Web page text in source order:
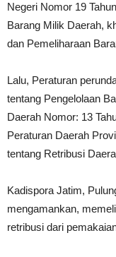
Negeri Nomor 19
Barang Milik Daerah,
dan Pemeliharaan
Lalu, Peraturan
tentang Pengelolaan
Daerah Nomor: 13
Peraturan Daerah
tentang Retribusi
Kadispora Jatim,
mengamankan,
retribusi dari